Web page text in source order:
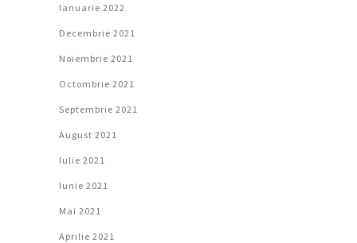
Ianuarie 2022
Decembrie 2021
Noiembrie 2021
Octombrie 2021
Septembrie 2021
August 2021
Iulie 2021
Iunie 2021
Mai 2021
Aprilie 2021